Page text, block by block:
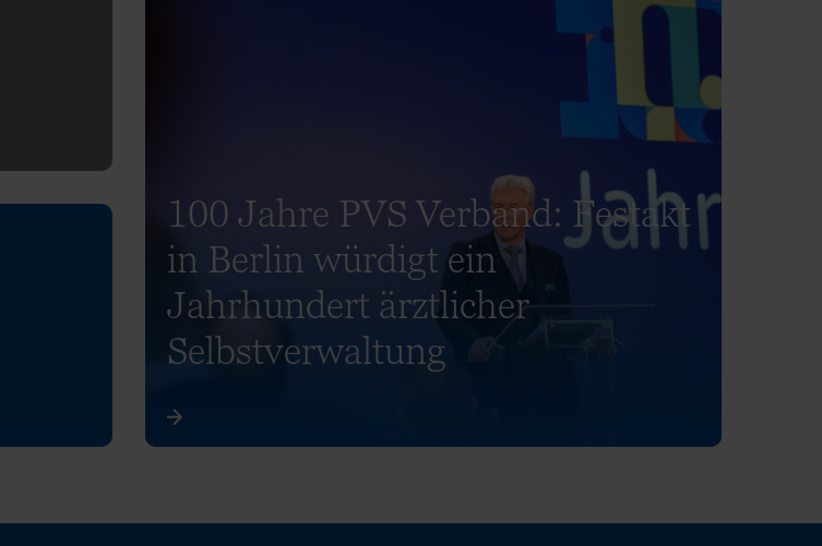
100 Jahre PVS Verband: Festakt
in Berlin würdigt ein
Jahrhundert ärztlicher
Selbstverwaltung